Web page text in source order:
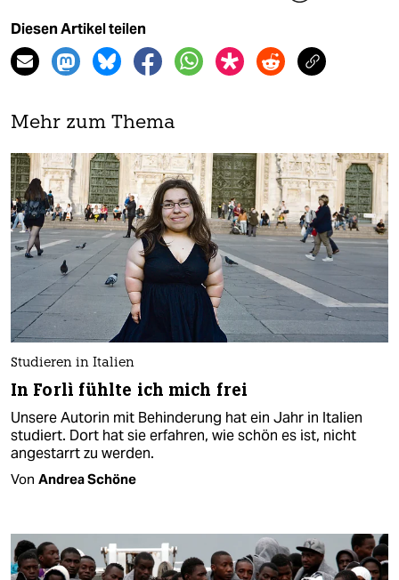
Diesen Artikel teilen
Mehr zum Thema
Studieren in Italien
In Forlì fühlte ich mich frei
Unsere Autorin mit Behinderung hat ein Jahr in Italien
studiert. Dort hat sie erfahren, wie schön es ist, nicht
angestarrt zu werden.
Von Andrea Schöne